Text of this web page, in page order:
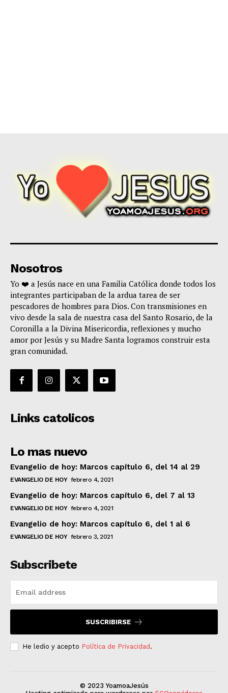
Nosotros
Yo ❤️ a Jesús nace en una Familia Católica donde todos los
integrantes participaban de la ardua tarea de ser
pescadores de hombres para Dios. Con transmisiones en
vivo desde la sala de nuestra casa del Santo Rosario, de la
Coronilla a la Divina Misericordia, reflexiones y mucho
amor por Jesús y su Madre Santa logramos construir esta
gran comunidad.
Links catolicos
Lo mas nuevo
Evangelio de hoy: Marcos capítulo 6, del 14 al 29
EVANGELIO DE HOY febrero 4, 2021
Evangelio de hoy: Marcos capítulo 6, del 7 al 13
EVANGELIO DE HOY febrero 4, 2021
Evangelio de hoy: Marcos capítulo 6, del 1 al 6
EVANGELIO DE HOY febrero 3, 2021
Subscribete
SUSCRIBIRSE
He ledio y acepto Política de Privacidad .
© 2023 YoamoaJesús